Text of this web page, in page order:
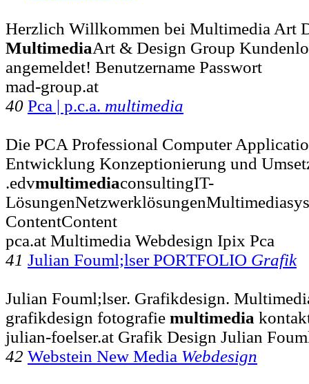
Herzlich Willkommen bei Multimedia Art
MultimediaArt & Design Group
angemeldet! Benutzername Passwort
mad-group.at
40 Pca | p.c.a. multimedia
Die PCA Professional Computer
Entwicklung Konzeptionierung und
.edvmultimediaconsultingIT-
ContentContent
pca.at Multimedia Webdesign Ipix Pca
41 Julian Fouml;lser PORTFOLIO Grafik
Julian Fouml;lser. Grafikdesign.
grafikdesign fotografie multimedia
julian-foelser.at Grafik Design Julian
42 Webstein New Media Webdesign